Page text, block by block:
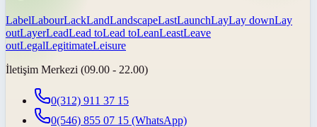
LabelLabourLackLandLandscapeLastLaunchLayLay downLay
outLayerLeadLead toLead toLeanLeastLeave
outLegalLegitimateLeisure
İletişim Merkezi (09.00 - 22.00)
0(312) 911 37 15
0(546) 855 07 15 (WhatsApp)